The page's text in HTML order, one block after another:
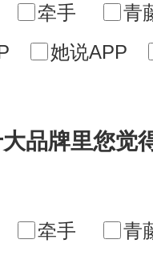
牵手
青
她说APP
品牌里您觉
牵手
青